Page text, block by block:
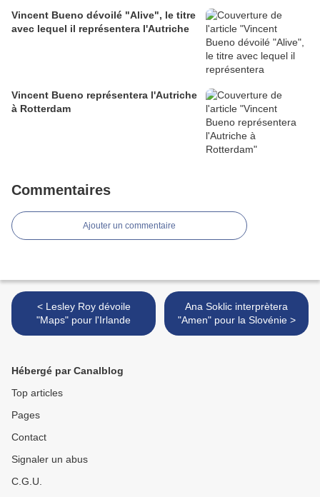
Vincent Bueno dévoilé "Alive", le titre
avec lequel il représentera l'Autriche
Vincent Bueno représentera l'Autriche
à Rotterdam
Commentaires
Ajouter un commentaire
< Lesley Roy dévoile
"Maps" pour l'Irlande
Ana Soklic interprètera
"Amen" pour la Slovénie >
Hébergé par Canalblog
Top articles
Pages
Contact
Signaler un abus
C.G.U.